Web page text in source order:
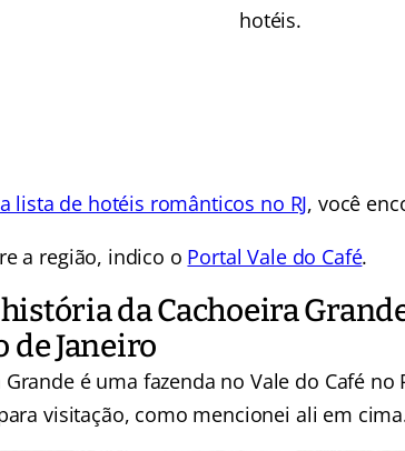
hotéis.
lista de hotéis românticos no RJ, você
a região, indico o Portal Vale do Café.
da Cachoeira
de Janeiro
Grande é uma fazenda no Vale do Café no
visitação, como mencionei ali em